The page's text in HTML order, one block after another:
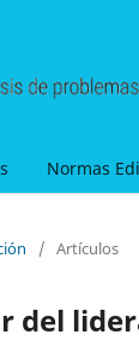
Normas
/ Artículos
del